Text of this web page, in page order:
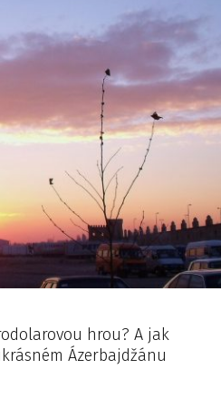
hrou? A jak
Ázerbajdžánu